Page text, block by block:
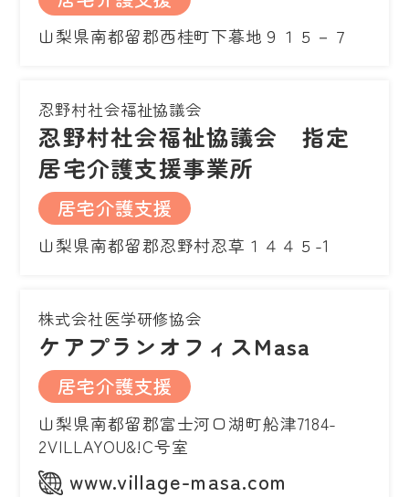
山梨県南都留郡西桂町下暮地９１５－７
忍野村社会福祉協議会
忍野村社会福祉協議会 指定
居宅介護支援事業所
居宅介護支援
山梨県南都留郡忍野村忍草１４４５-1
株式会社医学研修協会
ケアプランオフィスMasa
居宅介護支援
山梨県南都留郡富士河口湖町船津7184-
2VILLAYOU&!C号室
www.village-masa.com